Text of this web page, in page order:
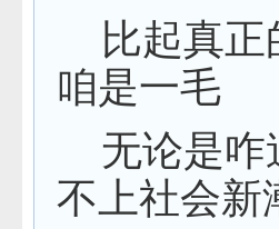
比起真
咱是一毛
无论是咋
不上社会新